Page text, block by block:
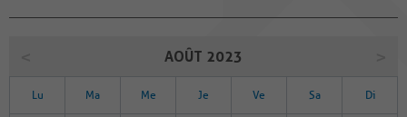
AOÛT 2023
Lu Ma Me Je Ve Sa Di